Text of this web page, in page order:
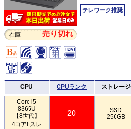
在庫 売り切れ
テレワーク推奨
CPU CPUランク ストレージ
Core i5
8365U
【8世代】
4コア8スレ
20
SSD
256GB